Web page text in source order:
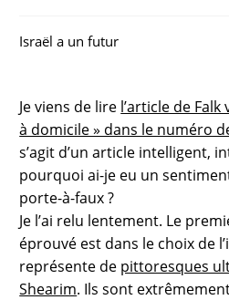
Israël a un futur
Je viens de lire l’article de Falk
à domicile » dans le numéro
s’agit d’un article intelligent,
pourquoi ai-je eu un
porte-à-faux ?
Je l’ai relu lentement. Le
éprouvé est dans le choix de
représente de pittoresques
Shearim. Ils sont